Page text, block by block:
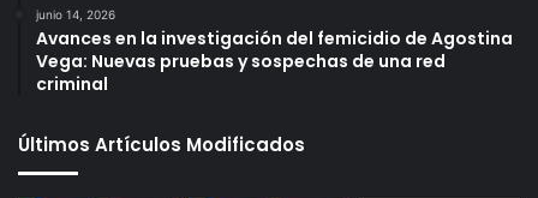
junio 14, 2026
Avances en la investigación del femicidio de Agostina
Vega: Nuevas pruebas y sospechas de una red
criminal
Últimos Artículos Modificados